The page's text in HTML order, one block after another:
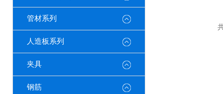
管材系列
人造板系列
夹具
钢筋